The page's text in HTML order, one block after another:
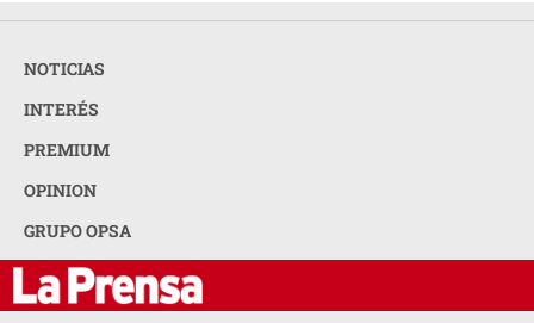
NOTICIAS
INTERÉS
PREMIUM
OPINION
GRUPO OPSA